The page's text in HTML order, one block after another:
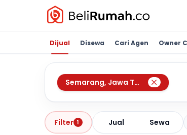
Dijual Disewa Cari Agen Owner
Semarang, Jawa Tengah
Filter 1 Jual Sewa